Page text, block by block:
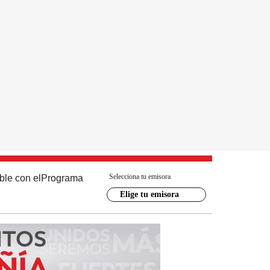
con el Programa Selecciona tu emisora
Elige tu emisora